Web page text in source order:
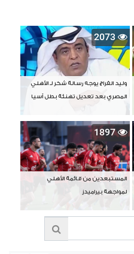
2073
وليد الفراج يوجه رسالة شكر لـ الأهلي
المصري بعد تعديل تهنئة بطل آسيا
1897
المستبعدين من قائمة الأهلي
لمواجهة بيراميدز